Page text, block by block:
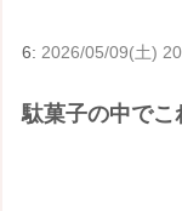
6: 2026/05/09(土)
駄菓子の中でこ